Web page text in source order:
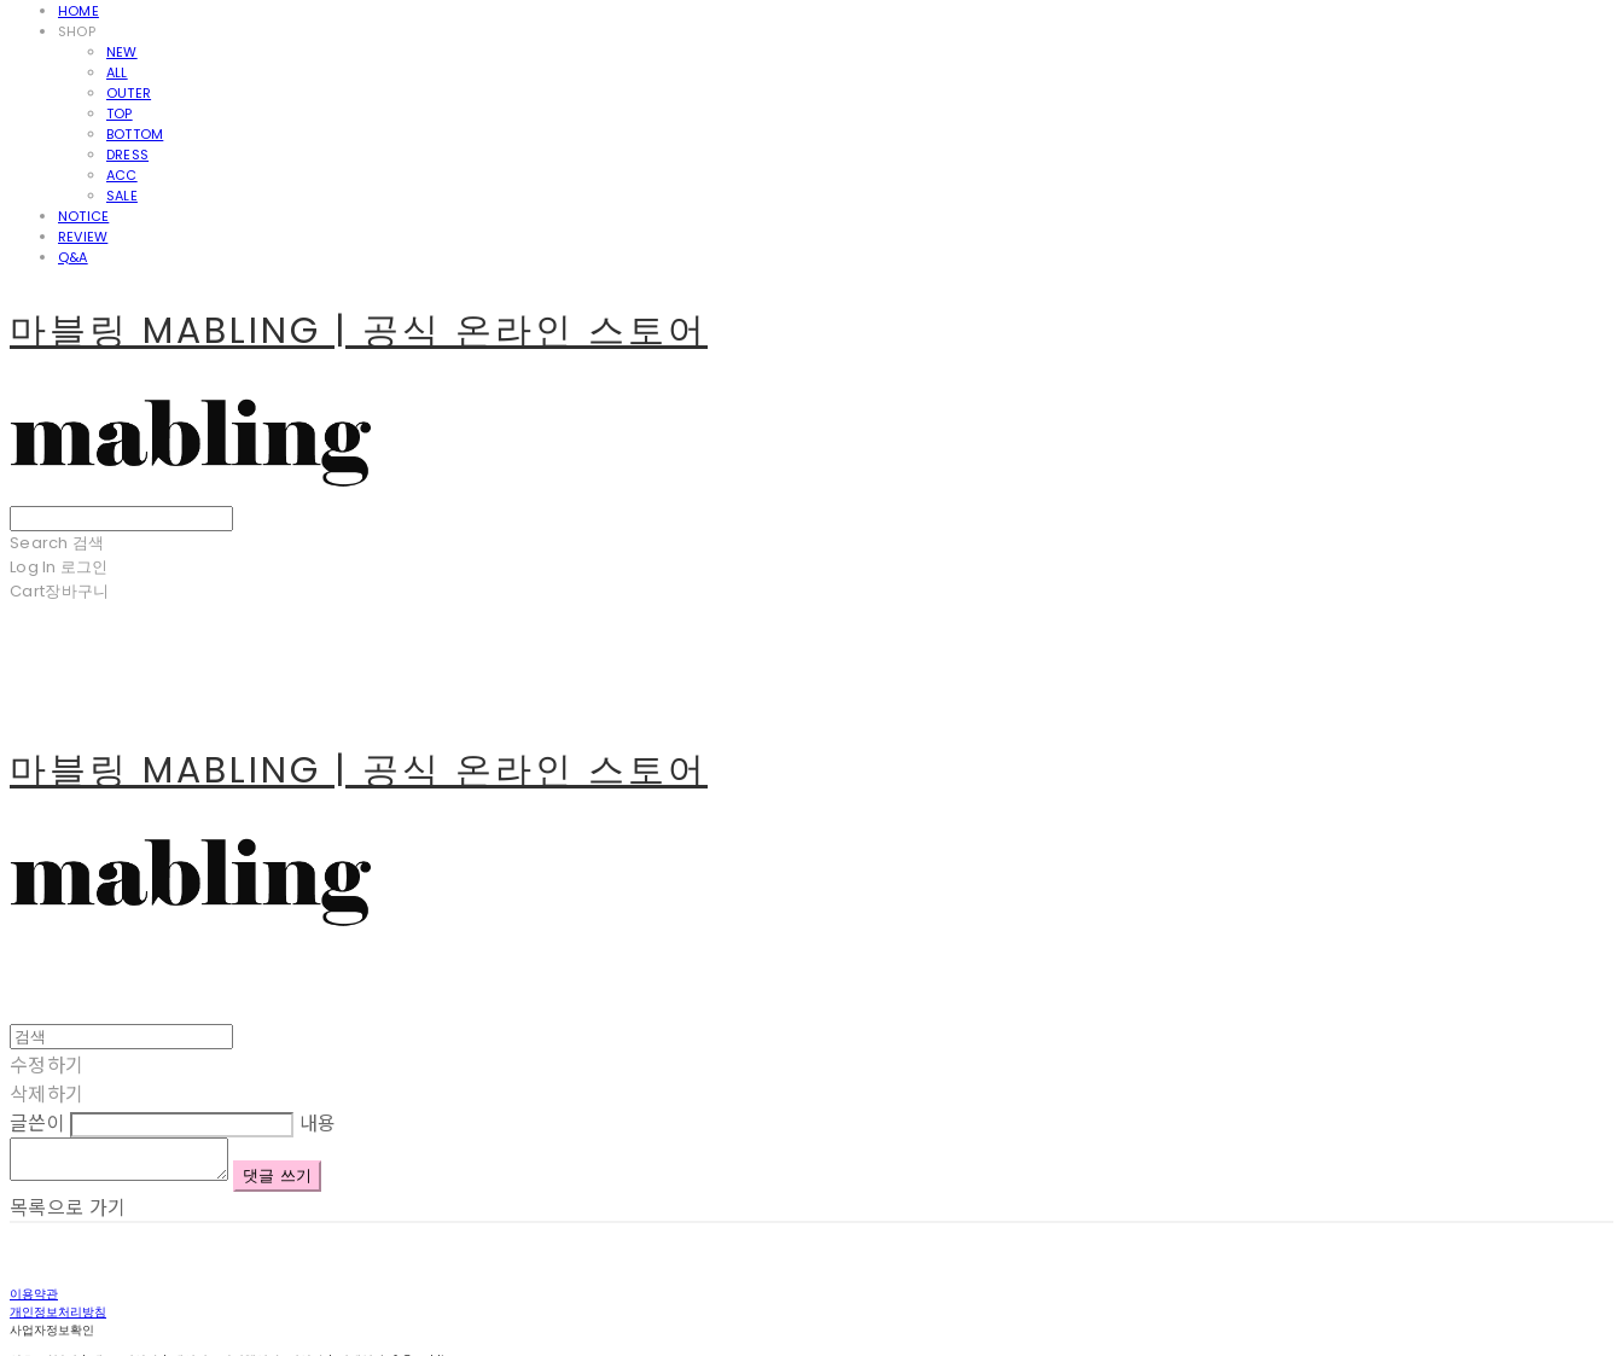
HOME
SHOP
NEW
ALL
OUTER
TOP
BOTTOM
DRESS
ACC
SALE
NOTICE
REVIEW
Q&A
마블링 MABLING | 공식 온라인 스토어
Search 검색
Log In 로그인
Cart장바구니
마블링 MABLING | 공식 온라인 스토어
수정하기
삭제하기
글쓴이
내용
댓글 쓰기
목록으로 가기
이용약관
개인정보처리방침
사업자정보확인